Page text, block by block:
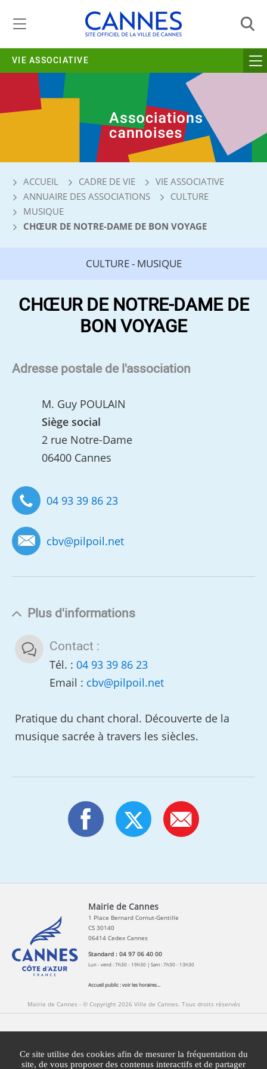
VIE ASSOCIATIVE
ACCUEIL CADRE DE VIE
VIE ASSOCIATIVE
ANNUAIRE DES ASSOCIATIONS
CULTURE
MUSIQUE
CHŒUR DE NOTRE-DAME DE BON VOYAGE
CULTURE - MUSIQUE
CHŒUR DE NOTRE-DAME DE
BON VOYAGE
Adresse postale de l'association
M. Guy POULAIN
Siège social
2 rue Notre-Dame
06400 Cannes
04 93 39 86 23
cbv@pilpoil.net
Plus d'informations
Contact :
Tél. : 04 93 39 86 23
Email : cbv@pilpoil.net
Pratique du chant choral. Découverte de la
musique sacrée à travers les siècles.
Mairie de Cannes
1 Place Bernard Cornut-Gentille
CS 30140
06414 Cedex Cannes
Standard : 04 97 06 40 00
Lun - vend : 7h30 - 19h30 | Sam : 7h30 - 13h30
Accueil public :voir les horaires...
Mairie de Cannes - © Copyright 2026 Ville de Cannes. Tous droits réservés
Mentions légales Agglomération Cannes Lérins
Ce site utilise des cookies afin de mesurer la fréquentation du
site, de vous proposer des contenus interactifs et de partager